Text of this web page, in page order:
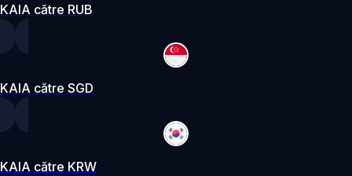
KAIA către RUB
KAIA către SGD
KAIA către KRW